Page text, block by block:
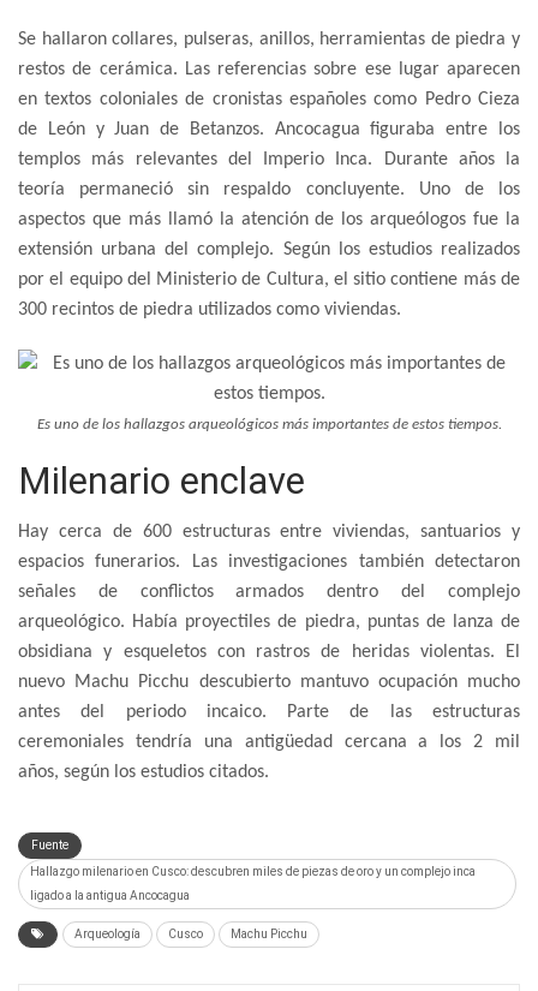
Se hallaron collares, pulseras, anillos, herramientas de piedra y
restos de cerámica. Las referencias sobre ese lugar aparecen
en textos coloniales de cronistas españoles como Pedro Cieza
de León y Juan de Betanzos. Ancocagua figuraba entre los
templos más relevantes del Imperio Inca. Durante años la
teoría permaneció sin respaldo concluyente. Uno de los
aspectos que más llamó la atención de los arqueólogos fue la
extensión urbana del complejo. Según los estudios realizados
por el equipo del Ministerio de Cultura, el sitio contiene más de
300 recintos de piedra utilizados como viviendas.
Es uno de los hallazgos arqueológicos más importantes de estos tiempos.
Milenario enclave
Hay cerca de 600 estructuras entre viviendas, santuarios y
espacios funerarios. Las investigaciones también detectaron
señales de conflictos armados dentro del complejo
arqueológico. Había proyectiles de piedra, puntas de lanza de
obsidiana y esqueletos con rastros de heridas violentas. El
nuevo Machu Picchu descubierto mantuvo ocupación mucho
antes del periodo incaico. Parte de las estructuras
ceremoniales tendría una antigüedad cercana a los 2 mil
años, según los estudios citados.
Fuente
Hallazgo milenario en Cusco: descubren miles de piezas de oro y un complejo inca
ligado a la antigua Ancocagua
Arqueología Cusco Machu Picchu